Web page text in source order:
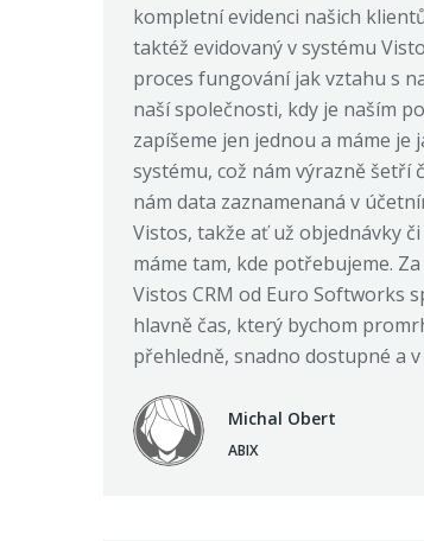
kompletní evidenci našich
taktéž evidovaný v systému
proces fungování jak vztahu s
naší společnosti, kdy je naším
zapíšeme jen jednou a máme je
systému, což nám výrazně šetří
nám data zaznamenaná v
Vistos, takže ať už objednávky
máme tam, kde potřebujeme.
Vistos CRM od Euro Softworks
hlavně čas, který bychom
přehledně, snadno dostupné a v
Michal Obert
ABIX